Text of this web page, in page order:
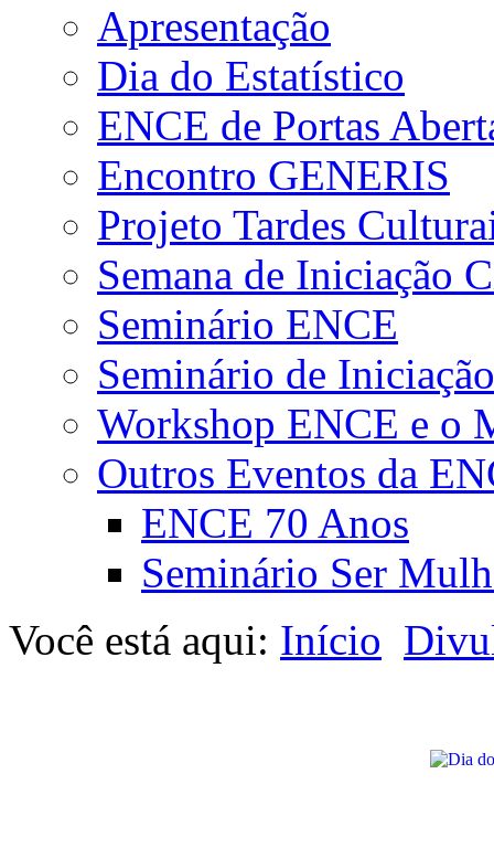
Apresentação
Dia do Estatístico
ENCE de Portas
Encontro GENERIS
Projeto Tardes
Semana de Iniciação
Seminário ENCE
Seminário de
Workshop ENCE e o
Outros Eventos da
ENCE 70 Anos
Seminário Ser
Você está aqui: Início